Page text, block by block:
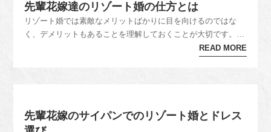
先輩花嫁達のリゾート婚の仕方とは
リゾート婚では素敵なメリットばかりに目を向けるのではな
く、デメリットもあることを理解しておくことが大切です。特
に、リゾート婚のトラブル対策としては、日本にある海外専門
READ MORE
先輩花嫁のサイパンでのリゾート婚とドレス